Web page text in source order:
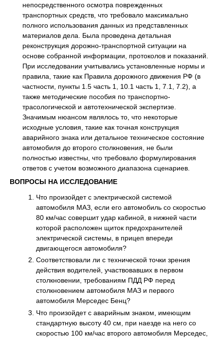
непосредственного осмотра поврежденных
транспортных средств, что требовало максимально
полного использования данных из представленных
материалов дела. Была проведена детальная
реконструкция дорожно-транспортной ситуации на
основе собранной информации, протоколов и показаний.
При исследовании учитывались установленные нормы и
правила, такие как Правила дорожного движения РФ (в
частности, пункты 1.5 часть 1, 10.1 часть 1, 7.1, 7.2), а
также методические пособия по транспортно-
трасологической и автотехнической экспертизе.
Значимым нюансом являлось то, что некоторые
исходные условия, такие как точная конструкция
аварийного знака или детальное техническое состояние
автомобиля до второго столкновения, не были
полностью известны, что требовало формулирования
ответов с учетом возможного диапазона сценариев.
ВОПРОСЫ НА ИССЛЕДОВАНИЕ
Что произойдет с электрической системой
автомобиля МАЗ, если его автомобиль со скоростью
80 км/час совершит удар кабиной, в нижней части
которой расположен щиток предохранителей
электрической системы, в прицеп впереди
двигающегося автомобиля?
Соответствовали ли с технической точки зрения
действия водителей, участвовавших в первом
столкновении, требованиям ПДД РФ перед
столкновением автомобиля МАЗ и первого
автомобиля Мерседес Бенц?
Что произойдет с аварийным знаком, имеющим
стандартную высоту 40 см, при наезде на него со
скоростью 100 км/час второго автомобиля Мерседес,